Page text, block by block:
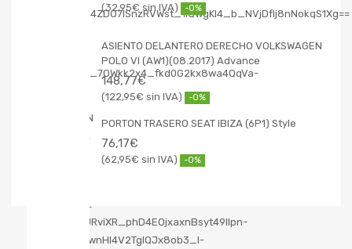
32,95€ -0%
ASIENTO DELANTERO DERECHO VOLKSWAGEN
POLO VI (AW1)(08.2017) Advance
148,77€
122,95€ -0%
PORTON TRASERO SEAT IBIZA (6P1) Style
76,17€
62,95€ -0%